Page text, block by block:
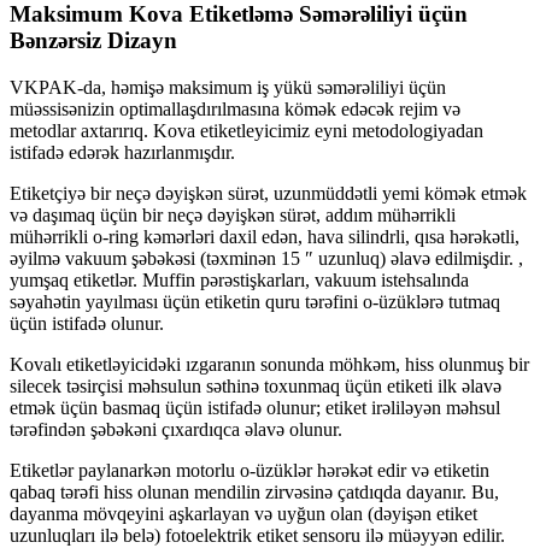
Maksimum Kova Etiketləmə Səmərəliliyi üçün
Bənzərsiz Dizayn
VKPAK-da, həmişə maksimum iş yükü səmərəliliyi üçün
müəssisənizin optimallaşdırılmasına kömək edəcək rejim və
metodlar axtarırıq. Kova etiketleyicimiz eyni metodologiyadan
istifadə edərək hazırlanmışdır.
Etiketçiyə bir neçə dəyişkən sürət, uzunmüddətli yemi kömək etmək
və daşımaq üçün bir neçə dəyişkən sürət, addım mühərrikli
mühərrikli o-ring kəmərləri daxil edən, hava silindrli, qısa hərəkətli,
əyilmə vakuum şəbəkəsi (təxminən 15 ″ uzunluq) əlavə edilmişdir. ,
yumşaq etiketlər. Muffin pərəstişkarları, vakuum istehsalında
səyahətin yayılması üçün etiketin quru tərəfini o-üzüklərə tutmaq
üçün istifadə olunur.
Kovalı etiketləyicidəki ızgaranın sonunda möhkəm, hiss olunmuş bir
silecek təsirçisi məhsulun səthinə toxunmaq üçün etiketi ilk əlavə
etmək üçün basmaq üçün istifadə olunur; etiket irəliləyən məhsul
tərəfindən şəbəkəni çıxardıqca əlavə olunur.
Etiketlər paylanarkən motorlu o-üzüklər hərəkət edir və etiketin
qabaq tərəfi hiss olunan mendilin zirvəsinə çatdıqda dayanır. Bu,
dayanma mövqeyini aşkarlayan və uyğun olan (dəyişən etiket
uzunluqları ilə belə) fotoelektrik etiket sensoru ilə müəyyən edilir.